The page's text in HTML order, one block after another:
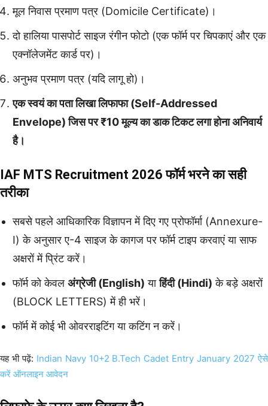
मूल निवास प्रमाण पत्र (Domicile Certificate)।
दो हालिया पासपोर्ट साइज रंगीन फोटो (एक फॉर्म पर चिपकाएं और एक
एक्नॉलेजमेंट कार्ड पर)।
अनुभव प्रमाण पत्र (यदि लागू हो)।
एक स्वयं का पता लिखा लिफाफा (Self-Addressed
Envelope) जिस पर ₹10 मूल्य का डाक टिकट लगा होना अनिवार्य
है।
IAF MTS Recruitment 2026 फॉर्म भरने का सही
तरीका
सबसे पहले आधिकारिक विज्ञापन में दिए गए प्रोफॉर्मा (Annexure-
I) के अनुसार ए-4 साइज के कागज पर फॉर्म टाइप करवाएं या साफ
अक्षरों में प्रिंट करें।
फॉर्म को केवल अंग्रेजी (English) याहिंदी (Hindi) के बड़े अक्षरों
(BLOCK LETTERS) में ही भरें।
फॉर्म में कोई भी ओवरराइटिंग या कटिंग न करें।
यह भी पढ़ें: Indian Navy 10+2 B.Tech Cadet Entry January 2027 ऐसे
करें ऑनलाइन आवेदन